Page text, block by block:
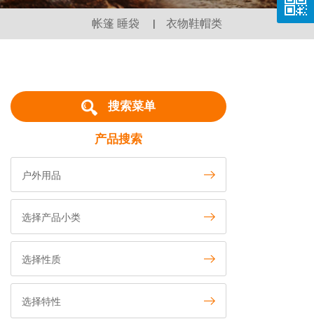
帐篷 睡袋 | 衣物鞋帽类
搜索菜单
产品搜索